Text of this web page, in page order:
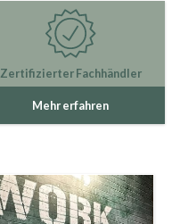
Zertifizierter Fachhändler
Mehr erfahren